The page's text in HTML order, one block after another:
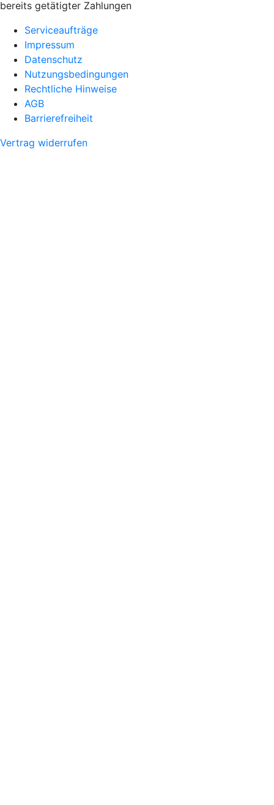
bereits getätigter Zahlungen
Serviceaufträge
Impressum
Datenschutz
Nutzungsbedingungen
Rechtliche Hinweise
AGB
Barrierefreiheit
Vertrag widerrufen